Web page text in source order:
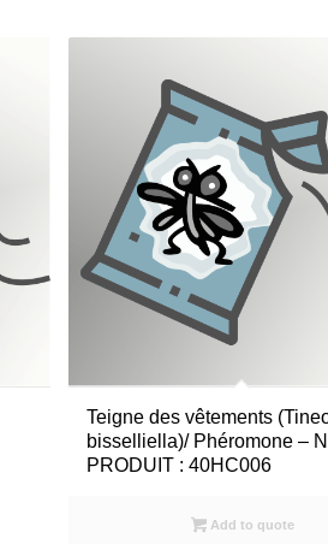
Teigne des vêtements
bisselliella)/ Phéromone –
PRODUIT : 40HC006
Add to quote